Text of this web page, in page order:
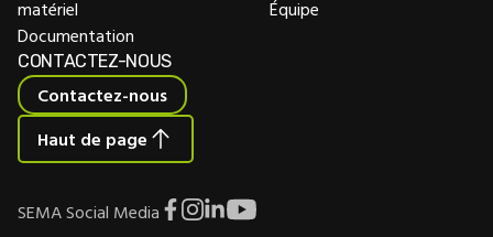
matériel
Documentation
Équipe
CONTACTEZ-NOUS
Contactez-nous
Haut de page
SEMA Social Media